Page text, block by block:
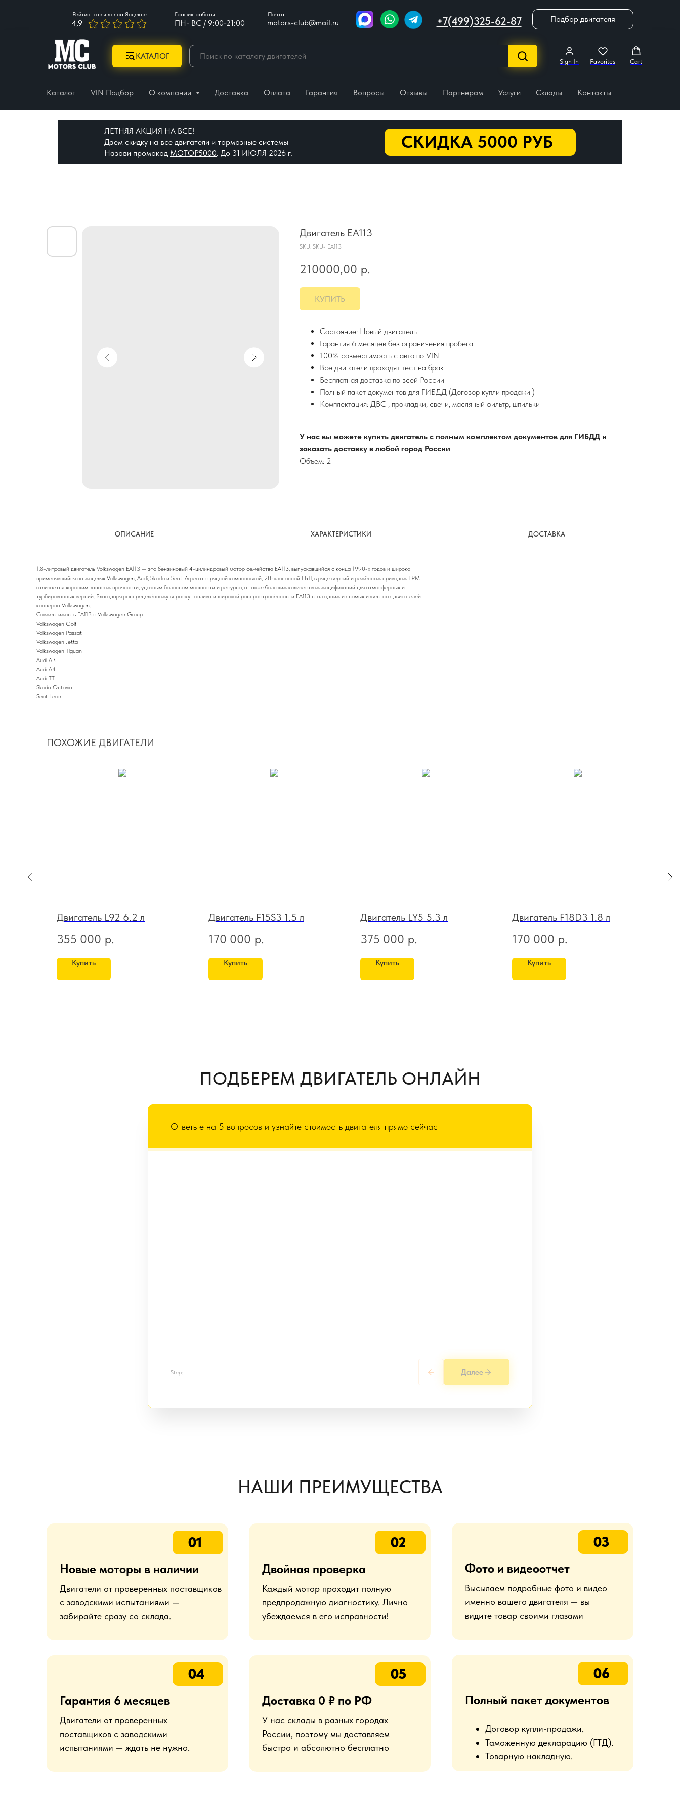
+7(499)325-62-87
ПН- ВС / 9:00-21:00
Почта
Рейтинг отзывов на Яндексе График работы
motors-club@mail.ru
4,9 Подбор двигателя
КАТАЛОГ
Sign In Favorites Cart
Каталог VIN Подбор О компании Доставка Оплата Гарантия Вопросы Отзывы Партнерам Услуги Склады Контакты
СКИДКА 5000 РУБ
ЛЕТНЯЯ АКЦИЯ НА ВСЕ!
Даем скидку на все двигатели и тормозные системы
Назови промокод МОТОР5000. До 31 ИЮЛЯ 2026 г.
Двигатель EA113
SKU: SKU- EA113
210000,00 р.
КУПИТЬ
Состояние: Новый двигатель
Гарантия 6 месяцев без ограничения пробега
100% совместимость с авто по VIN
Все двигатели проходят тест на брак
Бесплатная доставка по всей России
Полный пакет документов для ГИБДД (Договор купли продажи )
Комплектация: ДВС , прокладки, свечи, масляный фильтр, шпильки
У нас вы можете купить двигатель с полным комплектом документов для ГИБДД и
заказать доставку в любой город России
Объем: 2
ОПИСАНИЕ ХАРАКТЕРИСТИКИ ДОСТАВКА
1.8-литровый двигатель Volkswagen EA113 — это бензиновый 4-цилиндровый мотор семейства EA113, выпускавшийся с конца 1990-х годов и широко
применявшийся на моделях Volkswagen, Audi, Skoda и Seat. Агрегат с рядной компоновкой, 20-клапанной ГБЦ в ряде версий и ремённым приводом ГРМ
отличается хорошим запасом прочности, удачным балансом мощности и ресурса, а также большим количеством модификаций для атмосферных и
турбированных версий. Благодаря распределённому впрыску топлива и широкой распространённости EA113 стал одним из самых известных двигателей
концерна Volkswagen.
Совместимость EA113 с Volkswagen Group
Volkswagen Golf
Volkswagen Passat
Volkswagen Jetta
Volkswagen Tiguan
Audi A3
Audi A4
Audi TT
Skoda Octavia
Seat Leon
ПОХОЖИЕ ДВИГАТЕЛИ
Двигатель L92 6.2 л
355 000 р.
Купить
Двигатель F15S3 1.5 л
170 000 р.
Купить
Двигатель LY5 5.3 л
375 000 р.
Купить
Двигатель F18D3 1.8 л
170 000 р.
Купить
ПОДБЕРЕМ ДВИГАТЕЛЬ ОНЛАЙН
Ответьте на 5 вопросов и узнайте стоимость двигателя прямо сейчас
Step: Далее
НАШИ ПРЕИМУЩЕСТВА
Двигатели от проверенных поставщиков
с заводскими испытаниями —
забирайте сразу со склада.
Новые моторы в наличии
01
Каждый мотор проходит полную
предпродажную диагностику. Лично
убеждаемся в его исправности!
Двойная проверка
02
Высылаем подробные фото и видео
именно вашего двигателя — вы
видите товар своими глазами
Фото и видеоотчет
03
Двигатели от проверенных
поставщиков с заводскими
испытаниями — ждать не нужно.
Гарантия 6 месяцев
04
У нас склады в разных городах
России, поэтому мы доставляем
быстро и абсолютно бесплатно
Доставка 0 ₽ по РФ
05
Договор купли-продажи.
Таможенную декларацию (ГТД).
Товарную накладную.
Полный пакет документов
06